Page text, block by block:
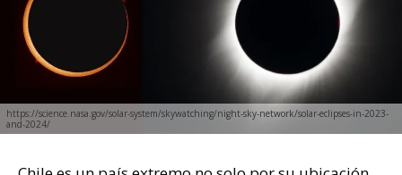
https://science.nasa.gov/solar-system/skywatching/night-sky-network/solar-eclipses-in-2023-
and-2024/